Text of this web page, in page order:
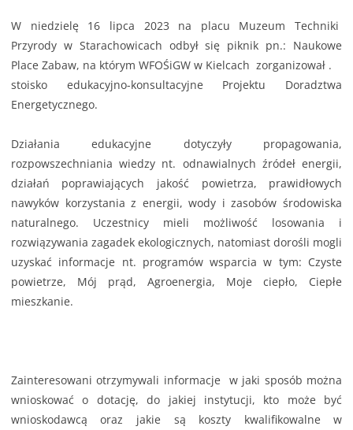
W niedzielę 16 lipca 2023 na placu Muzeum Techniki
Przyrody w Starachowicach odbył się piknik pn.: Naukowe
Place Zabaw, na którym WFOŚiGW w Kielcach zorganizował .
stoisko edukacyjno-konsultacyjne Projektu Doradztwa
Energetycznego.
Działania edukacyjne dotyczyły propagowania,
rozpowszechniania wiedzy nt. odnawialnych źródeł energii,
działań poprawiających jakość powietrza, prawidłowych
nawyków korzystania z energii, wody i zasobów środowiska
naturalnego. Uczestnicy mieli możliwość losowania i
rozwiązywania zagadek ekologicznych, natomiast dorośli mogli
uzyskać informacje nt. programów wsparcia w tym: Czyste
powietrze, Mój prąd, Agroenergia, Moje ciepło, Ciepłe
mieszkanie.
Zainteresowani otrzymywali informacje w jaki sposób można
wnioskować o dotację, do jakiej instytucji, kto może być
wnioskodawcą oraz jakie są koszty kwalifikowalne w